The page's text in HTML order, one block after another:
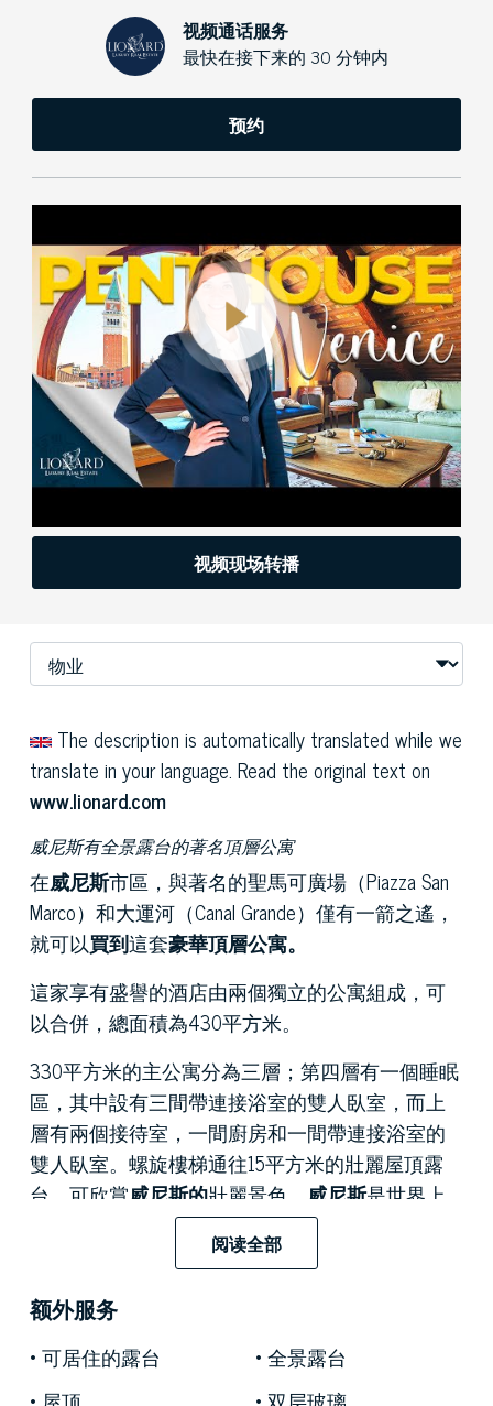
视频通话服务
最快在接下来的 30 分钟内
预约
视频现场转播
The description is automatically translated while we
translate in your language. Read the original text on
www.lionard.com
威尼斯有全景露台的著名頂層公寓
在威尼斯市區，與著名的聖馬可廣場（Piazza San
Marco）和大運河（Canal Grande）僅有一箭之遙，
就可以買到這套豪華頂層公寓。
這家享有盛譽的酒店由兩個獨立的公寓組成，可
以合併，總面積為430平方米。
330平方米的主公寓分為三層；第四層有一個睡眠
區，其中設有三間帶連接浴室的雙人臥室，而上
層有兩個接待室，一間廚房和一間帶連接浴室的
雙人臥室。螺旋樓梯通往15平方米的壯麗屋頂露
台，可欣賞威尼斯的壯麗景色， 威尼斯是世界上
訪問量最大和最受歡迎的城市之一。
第二套公寓面積約100平方米，並設有一個明亮的
開放式客廳，廚房和用餐區，從中您可以欣賞運
阅读全部
额外服务
可居住的露台
全景露台